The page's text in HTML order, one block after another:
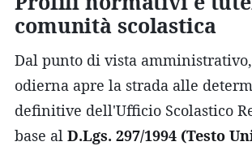
comunità scolastica
Dal punto di vista
odierna apre la strada alle
definitive dell'Ufficio Scolastico
base al D.Lgs. 297/1994 (Testo